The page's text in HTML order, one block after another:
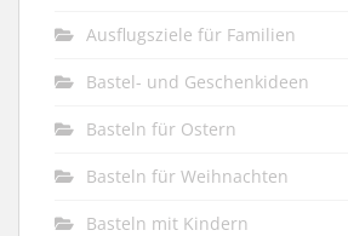
Ausflugsziele für Familien
Bastel- und Geschenkideen
Basteln für Ostern
Basteln für Weihnachten
Basteln mit Kindern